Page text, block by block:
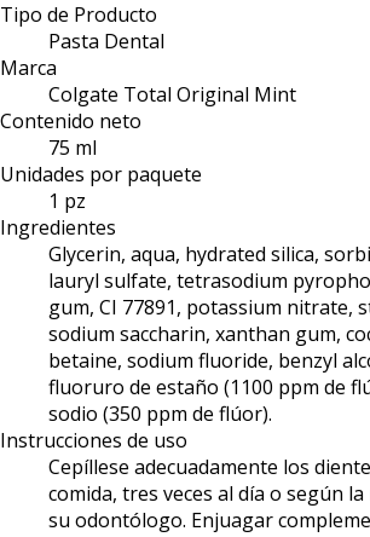
Tipo de Producto
Pasta Dental
Marca
Colgate Total Original Mint
Contenido neto
75 ml
Unidades por paquete
1 pz
Ingredientes
Glycerin, aqua, hydrated silica,
lauryl sulfate, tetrasodium
gum, CI 77891, potassium nitrate,
sodium saccharin, xanthan gum,
betaine, sodium fluoride, benzyl
fluoruro de estaño (1100 ppm de
sodio (350 ppm de flúor).
Instrucciones de uso
Cepíllese adecuadamente los
comida, tres veces al día o según
su odontólogo. Enjuagar